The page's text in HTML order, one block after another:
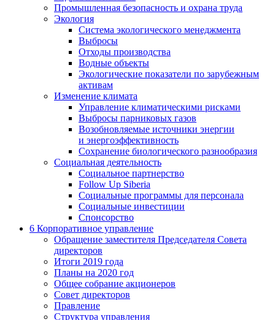
Промышленная безопасность и охрана труда
Экология
Система экологического менеджмента
Выбросы
Отходы производства
Водные объекты
Экологические показатели по зарубежным
активам
Изменение климата
Управление климатическими рисками
Выбросы парниковых газов
Возобновляемые источники энергии
и энергоэффективность
Сохранение биологического разнообразия
Социальная деятельность
Социальное партнерство
Follow Up Siberia
Социальные программы для персонала
Социальные инвестиции
Спонсорство
6 Корпоративное управление
Обращение заместителя Председателя Совета
директоров
Итоги 2019 года
Планы на 2020 год
Общее собрание акционеров
Совет директоров
Правление
Структура управления